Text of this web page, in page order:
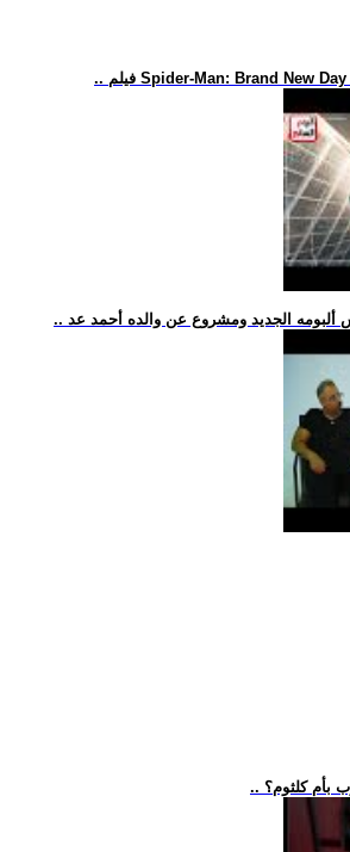
ألبومه الجديد ومشروع عن والده أحمد عد
بأم كلثوم؟